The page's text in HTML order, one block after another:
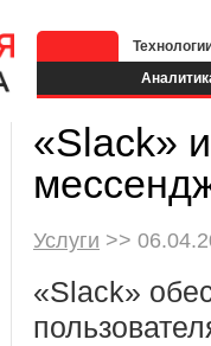
«Slack»
Услуги >>
«Slack»